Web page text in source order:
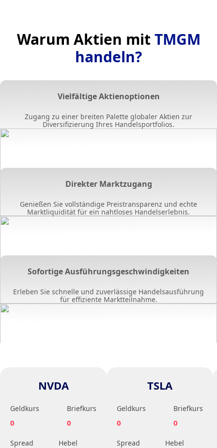
Warum Aktien mit TMGM
handeln?
Vielfältige Aktienoptionen
Zugang zu einer breiten Palette globaler Aktien zur
Diversifizierung Ihres Handelsportfolios.
Direkter Marktzugang
Genießen Sie vollständige Preistransparenz und echte
Marktliquidität für ein nahtloses Handelserlebnis.
Sofortige Ausführungsgeschwindigkeiten
Erleben Sie schnelle und zuverlässige Handelsausführung
für effiziente Marktteilnahme.
NVDA
Geldkurs
0
Briefkurs
0
Spread Hebel
TSLA
Geldkurs
0
Briefkurs
0
Spread Hebel